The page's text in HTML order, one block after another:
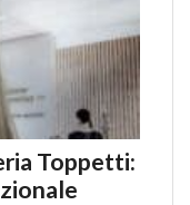
Toppetti: